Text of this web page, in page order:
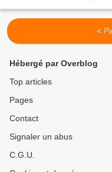
<
Hébergé par Overblog
Top articles
Pages
Contact
Signaler un abus
C.G.U.